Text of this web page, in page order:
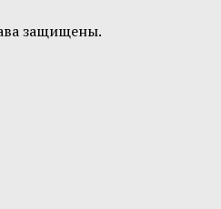
защищены.